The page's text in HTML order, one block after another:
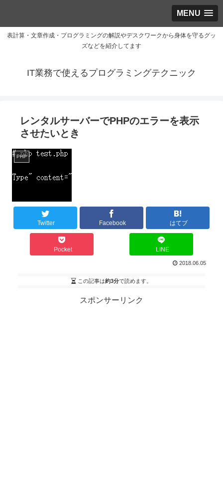
MENU
表計算・文章作成・プログラミングの解説やデスクワークから身体を守るグッ
ズなどを紹介してます
IT業務で使えるプログラミングテクニック
レンタルサーバーでPHPのエラーを表示
させたいとき
PHP
Twitter Facebook はてブ
Pocket LINE
2018.06.05
この記事は約3分で読めます。
スポンサーリンク